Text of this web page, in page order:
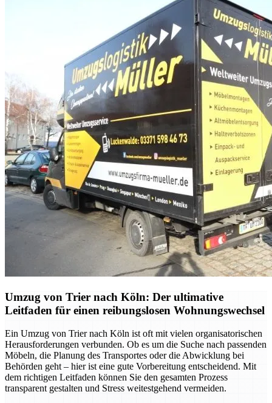
Umzug von Trier nach Köln: Der ultimative
Leitfaden für einen reibungslosen Wohnungswechsel
Ein Umzug von Trier nach Köln ist oft mit vielen organisatorischen
Herausforderungen verbunden. Ob es um die Suche nach passenden
Möbeln, die Planung des Transportes oder die Abwicklung bei
Behörden geht – hier ist eine gute Vorbereitung entscheidend. Mit
dem richtigen Leitfaden können Sie den gesamten Prozess
transparent gestalten und Stress weitestgehend vermeiden.